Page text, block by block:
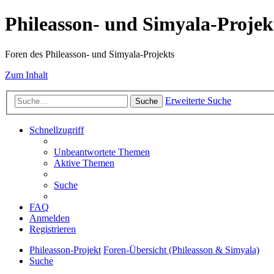
Phileasson- und Simyala-
Foren des Phileasson- und Simyala-Projekts
Zum Inhalt
Suche Erweiterte Suche
Schnellzugriff
Unbeantwortete Themen
Aktive Themen
Suche
FAQ
Anmelden
Registrieren
Phileasson-Projekt Foren-Übersicht (Phileasson & Simyala)
Suche